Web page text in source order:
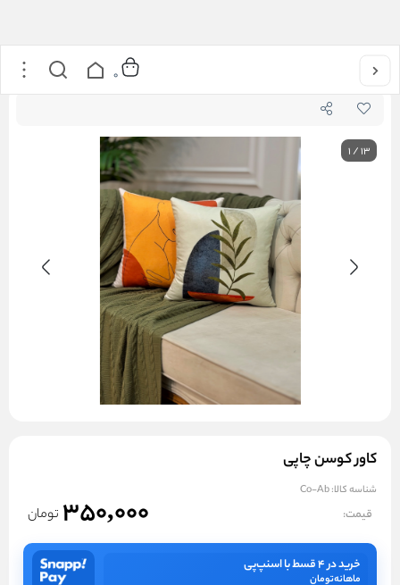
خانه 0
1/13
کاور کوسن چاپی
شناسه کالا:Co-Ab
قیمت: 350,000 تومان
خرید در ۴ قسط با اسنپ‌پی
ماهانهتومان